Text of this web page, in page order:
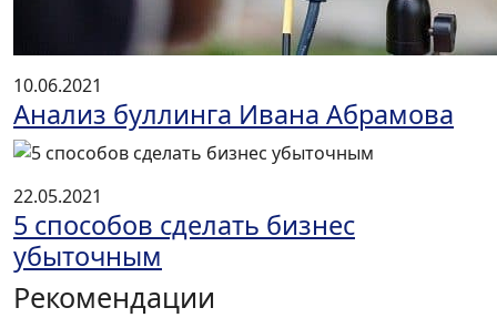
10.06.2021
Анализ буллинга Ивана Абрамова
22.05.2021
5 способов сделать бизнес
убыточным
Рекомендации